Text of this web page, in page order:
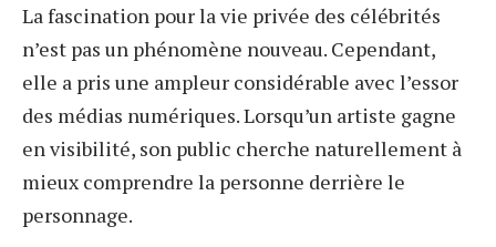
La fascination pour la vie privée des célébrités
n’est pas un phénomène nouveau. Cependant,
elle a pris une ampleur considérable avec l’essor
des médias numériques. Lorsqu’un artiste gagne
en visibilité, son public cherche naturellement à
mieux comprendre la personne derrière le
personnage.